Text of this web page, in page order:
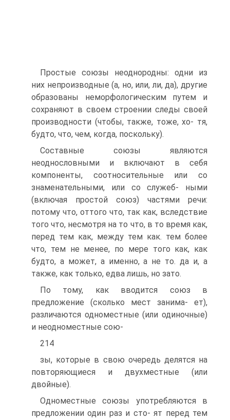
Простые союзы неоднородны: одни из
них непроизводные (а, но, или, ли, да), другие
образованы неморфологическим путем и
сохраняют в своем строении следы своей
производности (чтобы, также, тоже, хо- тя,
будто, что, чем, когда, поскольку).
Составные союзы являются
неоднословными и включают в себя
компоненты, соотносительные или со
знаменательными, или со служеб- ными
(включая простой союз) частями речи:
потому что, оттого что, так как, вследствие
того что, несмотря на то что, в то время как,
перед тем как, между тем как. тем более
что, тем не менее, по мере того как, как
будто, а может, а именно, а не то. да и, а
также, как только, едва лишь, но зато.
По тому, как вводится союз в
предложение (сколько мест занима- ет),
различаются одноместные (или одиночные)
и неодноместные сою-
214
зы, которые в свою очередь делятся на
повторяющиеся и двухместные (или
двойные).
Одноместные союзы употребляются в
предложении один раз и сто- ят перед тем